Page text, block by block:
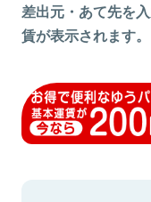
差出元・あて先を
賃が表示されます。